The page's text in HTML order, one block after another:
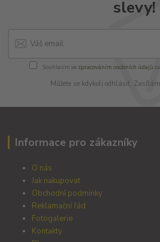
slevy!
Souhlasím se zpracováním osobních údajůza
Můžete se kdykoli odhlásit.
Informace pro zákazníky
O nás
Jak nakupovat
Obchodní podmínky
Reklamační řád
Fotogalerie
Kontakty